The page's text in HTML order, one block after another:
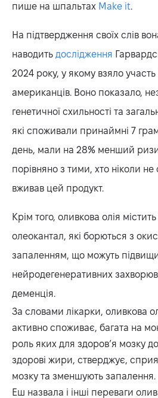
пише на шпальтах Make it.
На підтвердження своїх слів
наводить дослідження
2024 року, у якому взяло
американців. Воно показало,
генетичної схильності та
які споживали принаймні 7
день, мали на 28% менший
порівняно з тими, хто ніколи
вживав цей продукт.
Крім того, оливкова олія
олеокантал, які борються з
запаленням, що можуть
нейродегенеративних
деменція.
За словами лікарки, оливкова
активно споживає, багата на
роль яких для здоров’я мозку
здорові жири, стверджує,
мозку та зменшують запалення.
Еш назвала і інші переваги